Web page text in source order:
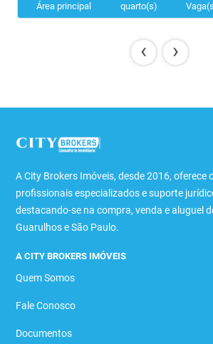
Área principal
quarto(s)
‹ ›
A City Brokers Imóveis, desde 2016, oferece
profissionais especializados e suporte
destacando-se na compra, venda e aluguel
Guarulhos e São Paulo.
A CITY BROKERS IMÓVEIS
Quem Somos
Fale Conosco
Documentos